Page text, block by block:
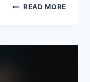
READ MOREشركة
ابوظبي